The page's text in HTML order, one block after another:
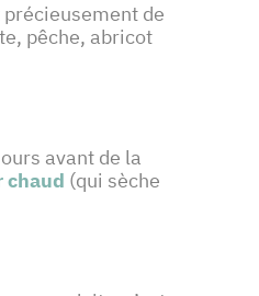
de
pêche, abricot
avant de la
chaud (qui sèche